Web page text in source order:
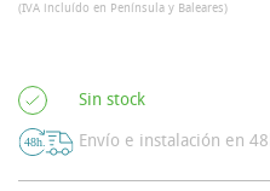
(IVA incluído en Península y Baleares)
Sin stock
Envío e instalación en